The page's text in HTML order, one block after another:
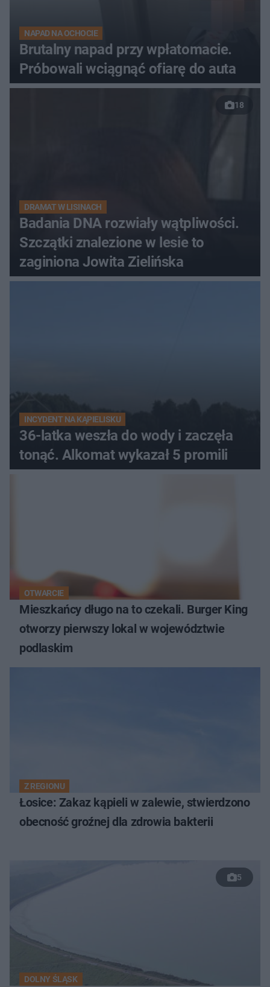
NAPAD NA OCHOCIE
Brutalny napad przy wpłatomacie.
Próbowali wciągnąć ofiarę do auta
18
DRAMAT W LISINACH
Badania DNA rozwiały wątpliwości.
Szczątki znalezione w lesie to
zaginiona Jowita Zielińska
INCYDENT NA KĄPIELISKU
36-latka weszła do wody i zaczęła
tonąć. Alkomat wykazał 5 promili
OTWARCIE
Mieszkańcy długo na to czekali. Burger King
otworzy pierwszy lokal w województwie
podlaskim
Z REGIONU
Łosice: Zakaz kąpieli w zalewie, stwierdzono
obecność groźnej dla zdrowia bakterii
5
DOLNY ŚLĄSK